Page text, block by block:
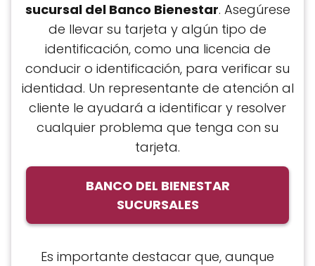
sucursal del Banco Bienestar. Asegúrese
de llevar su tarjeta y algún tipo de
identificación, como una licencia de
conducir o identificación, para verificar su
identidad. Un representante de atención al
cliente le ayudará a identificar y resolver
cualquier problema que tenga con su
tarjeta.
BANCO DEL BIENESTAR
SUCURSALES
Es importante destacar que, aunque